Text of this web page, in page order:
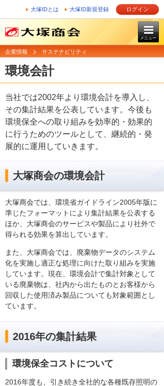
大塚IDとは 大塚ID新規登録 ログイン
メニュー
企業情報 サステナビリティ
環境会計
当社では2002年より環境会計を導入し、
その集計結果を公表しています。今後も
環境保全への取り組みを効率的・効果的
に行うためのツールとして、継続的・発
展的に運用していきます。
大塚商会の環境会計
大塚商会では、環境省ガイドライン2005年版に
準じたフォーマットにより集計結果を公表する
ほか、大塚商会のサービスや製品により社外で
得られる効果を算出しています。
また、大塚商会では、廃棄物データのシステム
化を実施し適正な処理に向けた取り組みを実施
しています。現在、環境会計で集計対象として
いる廃棄物は、社内から出たものとお客様から
回収した使用済み製品についても対象範囲とし
ています。
2016年の集計結果
環境保全コストについて
2016年度も、引き続き全社的な各種既存照明の